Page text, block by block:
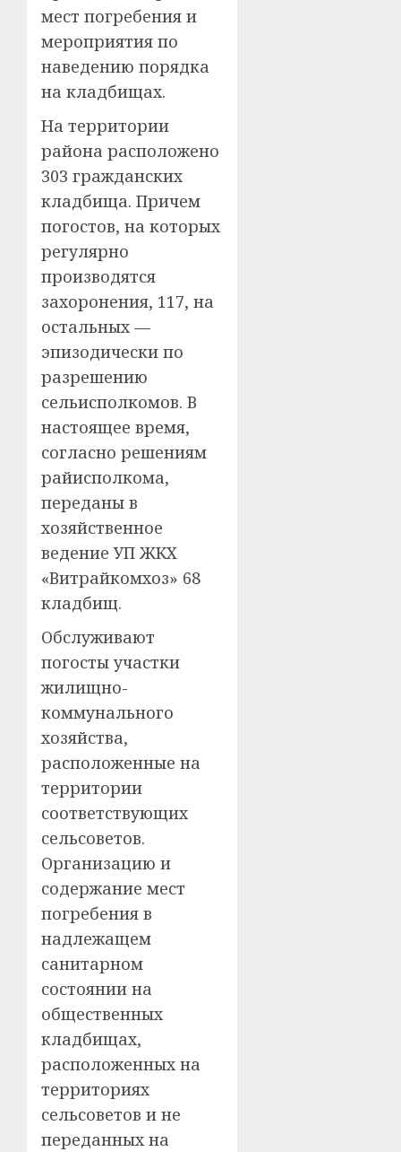
мест погребения и
мероприятия по
наведению порядка
на кладбищах.
На территории
района расположено
303 гражданских
кладбища. Причем
погостов, на которых
регулярно
производятся
захоронения, 117, на
остальных —
эпизодически по
разрешению
сельисполкомов. В
настоящее время,
согласно решениям
райисполкома,
переданы в
хозяйственное
ведение УП ЖКХ
«Витрайкомхоз» 68
кладбищ.
Обслуживают
погосты участки
жилищно-
коммунального
хозяйства,
расположенные на
территории
соответствующих
сельсоветов.
Организацию и
содержание мест
погребения в
надлежащем
санитарном
состоянии на
общественных
кладбищах,
расположенных на
территориях
сельсоветов и не
переданных на